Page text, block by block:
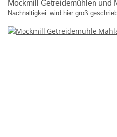
Mockmill Getreidemühlen und
Nachhaltigkeit wird hier groß